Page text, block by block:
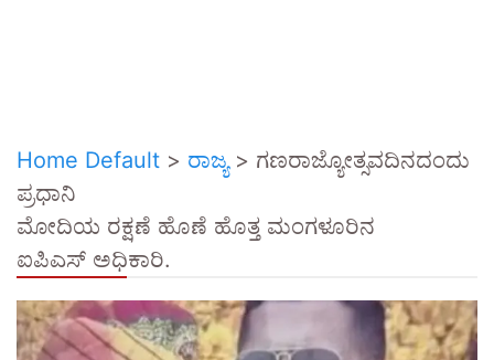
Home Default > ರಾಜ್ಯ> ಗಣರಾಜ್ಯೋತ್ಸವದಿನದಂದು
ಪ್ರಧಾನಿ
ಮೋದಿಯ ರಕ್ಷಣೆ ಹೊಣೆ ಹೊತ್ತ ಮಂಗಳೂರಿನ
ಐಪಿಎಸ್ ಅಧಿಕಾರಿ.